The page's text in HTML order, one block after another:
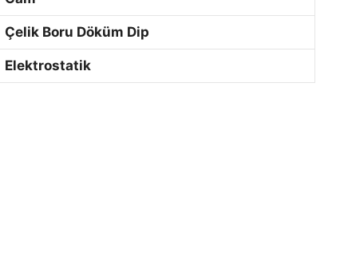
Çelik Boru Döküm Dip
Elektrostatik